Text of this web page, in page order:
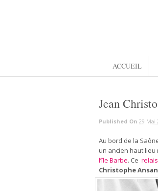
ACCUEIL
Jean
Published On 29 Mai
Au bord de la
un ancien haut lieu
l’île Barbe. Ce
Christophe